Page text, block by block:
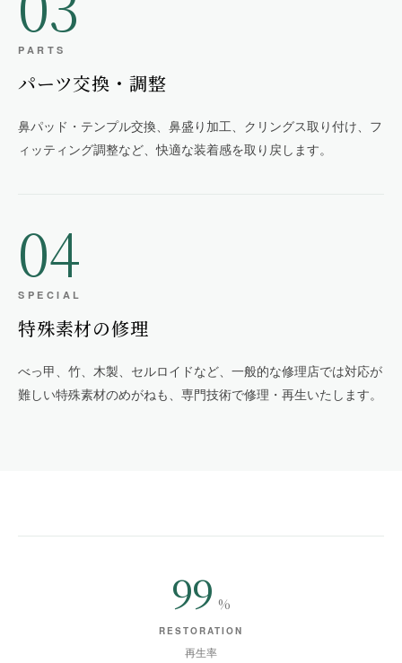
PARTS
パーツ交換・調整
鼻パッド・テンプル交換、鼻盛り加工、クリングス取り付け、フ
ィッティング調整など、快適な装着感を取り戻します。
04
SPECIAL
特殊素材の修理
べっ甲、竹、木製、セルロイドなど、一般的な修理店では対応が
難しい特殊素材のめがねも、専門技術で修理・再生いたします。
99 %
RESTORATION
再生率